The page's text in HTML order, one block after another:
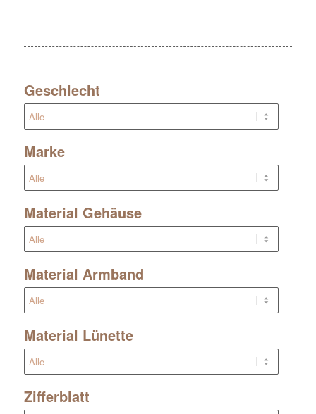
Geschlecht
Marke
Material Gehäuse
Material Armband
Material Lünette
Zifferblatt